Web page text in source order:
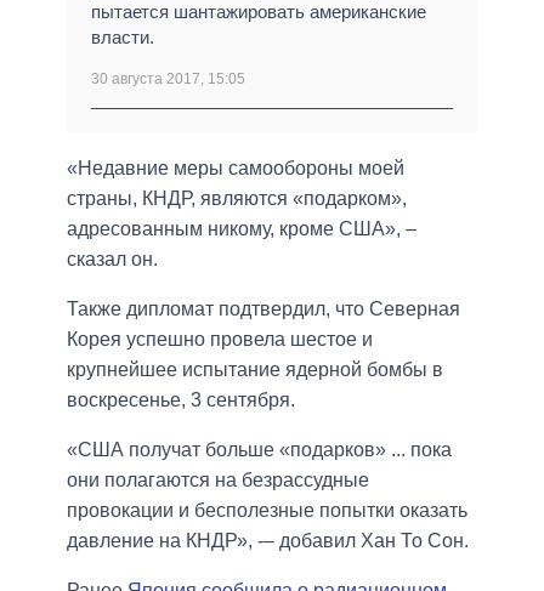
пытается шантажировать американские
власти.
30 августа 2017, 15:05
«Недавние меры самообороны моей
страны, КНДР, являются «подарком»,
адресованным никому, кроме США», –
сказал он.
Также дипломат подтвердил, что Северная
Корея успешно провела шестое и
крупнейшее испытание ядерной бомбы в
воскресенье, 3 сентября.
«США получат больше «подарков» ... пока
они полагаются на безрассудные
провокации и бесполезные попытки оказать
давление на КНДР», -– добавил Хан То Сон.